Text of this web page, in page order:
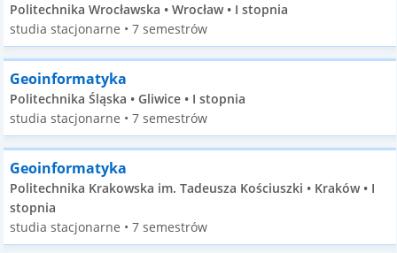
Politechnika Wrocławska • Wrocław • I stopnia
studia stacjonarne • 7 semestrów
Geoinformatyka
Politechnika Śląska • Gliwice • I stopnia
studia stacjonarne • 7 semestrów
Geoinformatyka
Politechnika Krakowska im. Tadeusza Kościuszki • Kraków • I
stopnia
studia stacjonarne • 7 semestrów